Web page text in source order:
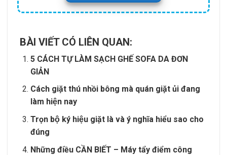
BÀI VIẾT CÓ LIÊN QUAN:
5 CÁCH TỰ LÀM SẠCH GHẾ SOFA DA ĐƠN
GIẢN
Cách giặt thú nhồi bông mà quán giặt ủi đang
làm hiện nay
Trọn bộ ký hiệu giặt là và ý nghĩa hiểu sao cho
đúng
Những điều CẦN BIẾT – Máy tẩy điểm công